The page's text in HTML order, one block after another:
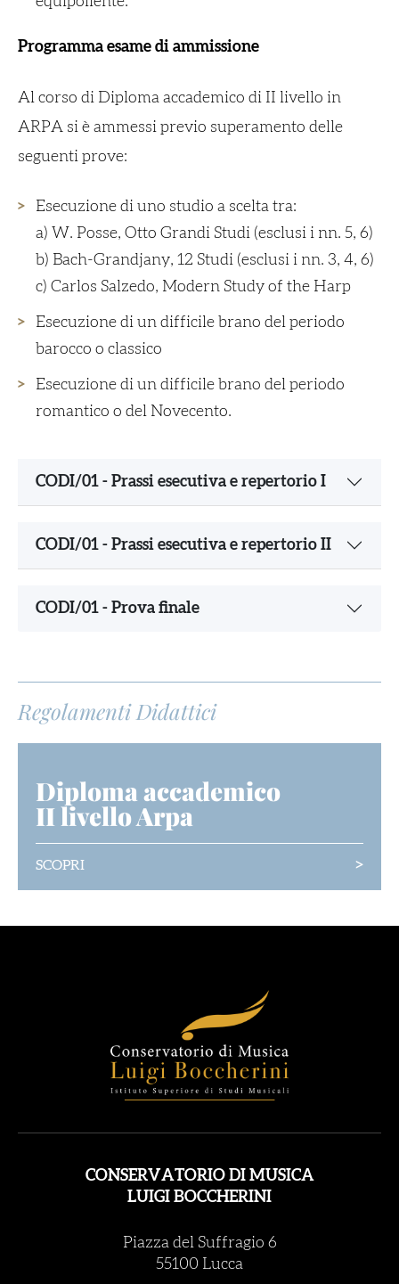
Programma esame di ammissione
Al corso di Diploma accademico di II livello in
ARPA si è ammessi previo superamento delle
seguenti prove:
Esecuzione di uno studio a scelta tra:
a) W. Posse, Otto Grandi Studi (esclusi i nn. 5, 6)
b) Bach-Grandjany, 12 Studi (esclusi i nn. 3, 4, 6)
c) Carlos Salzedo, Modern Study of the Harp
Esecuzione di un difficile brano del periodo
barocco o classico
Esecuzione di un difficile brano del periodo
romantico o del Novecento.
CODI/01 - Prassi esecutiva e repertorio I
CODI/01 - Prassi esecutiva e repertorio II
CODI/01 - Prova finale
Regolamenti Didattici
Diploma accademico
II livello Arpa
SCOPRI >
CONSERVATORIO DI MUSICA
LUIGI BOCCHERINI
Piazza del Suffragio 6
55100 Lucca